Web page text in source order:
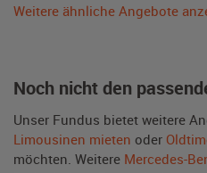
Weitere ähnliche Angebote
Noch nicht den
Unser Fundus bietet weitere
Limousinen mieten oder
möchten. Weitere Mercedes-